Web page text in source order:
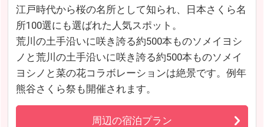
江戸時代から桜の名所として知られ、日本さくら名
所100選にも選ばれた人気スポット。
荒川の土手沿いに咲き誇る約500本ものソメイヨシ
ノと荒川の土手沿いに咲き誇る約500本ものソメイ
ヨシノと菜の花コラボレーションは絶景です。例年
熊谷さくら祭も開催されます。
周辺の宿泊プラン